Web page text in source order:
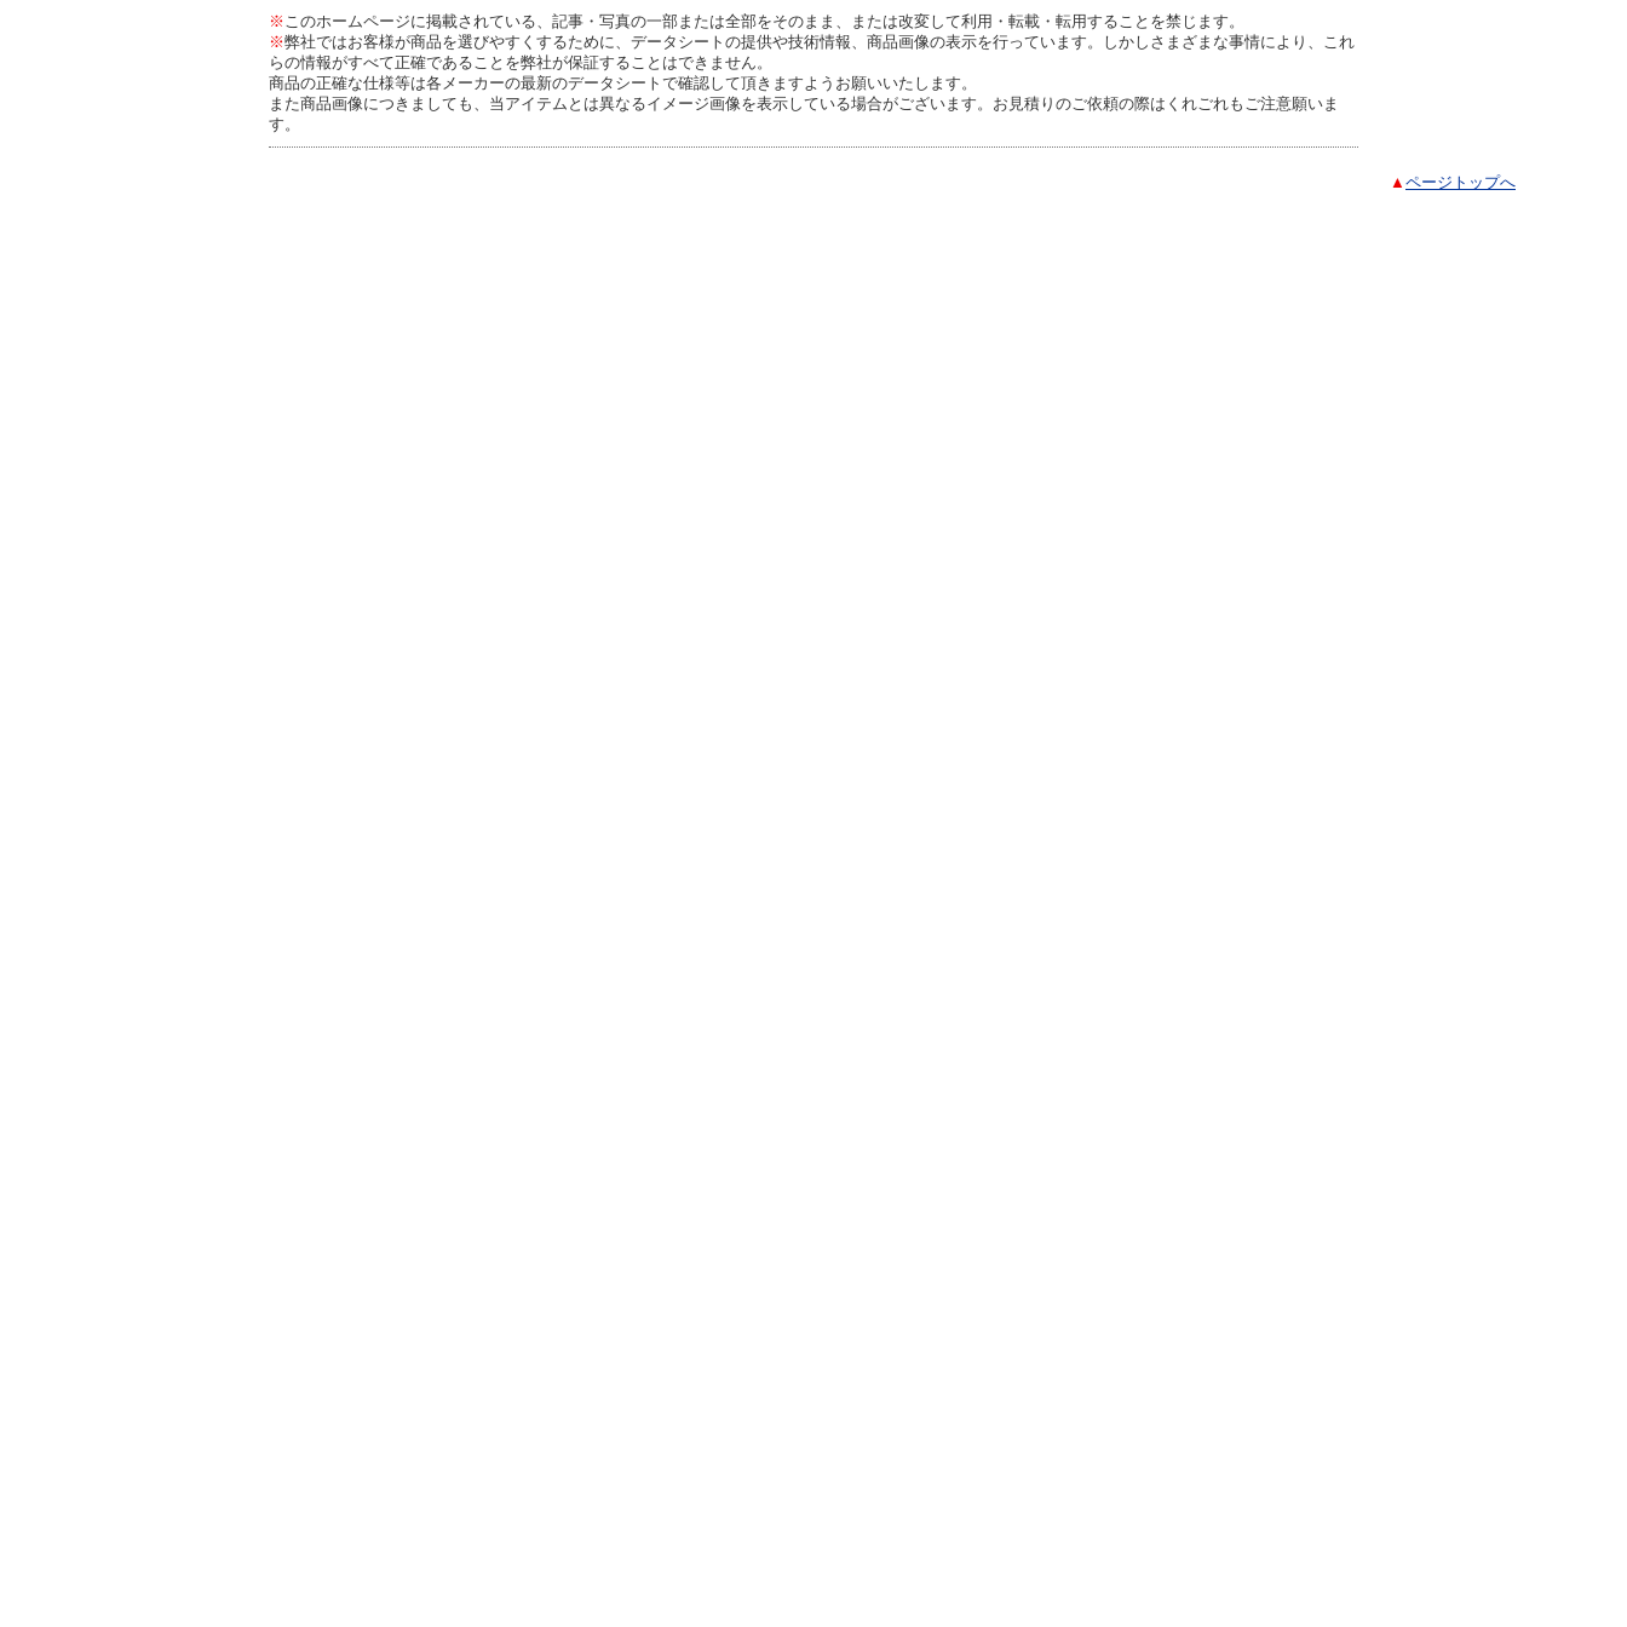
※ このホームページに掲載されている、記事・写真の一部または全部をそのまま、または改変して利用・転載・転用することを禁じます。
※弊社ではお客様が商品を選びやすくするために、データシートの提供や技術情報、商品画像の表示を行っています。しかしさまざまな事情により、これ
らの情報がすべて正確であることを弊社が保証することはできません。
商品の正確な仕様等は各メーカーの最新のデータシートで確認して頂きますようお願いいたします。
また商品画像につきましても、当アイテムとは異なるイメージ画像を表示している場合がございます。お見積りのご依頼の際はくれごれもご注意願いま
す。
▲ ページトップへ